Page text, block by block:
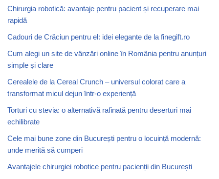
Chirurgia robotică: avantaje pentru pacient și recuperare mai
rapidă
Cadouri de Crăciun pentru el: idei elegante de la finegift.ro
Cum alegi un site de vânzări online în România pentru anunțuri
simple și clare
Cerealele de la Cereal Crunch – universul colorat care a
transformat micul dejun într-o experiență
Torturi cu stevia: o alternativă rafinată pentru deserturi mai
echilibrate
Cele mai bune zone din București pentru o locuință modernă:
unde merită să cumperi
Avantajele chirurgiei robotice pentru pacienții din București